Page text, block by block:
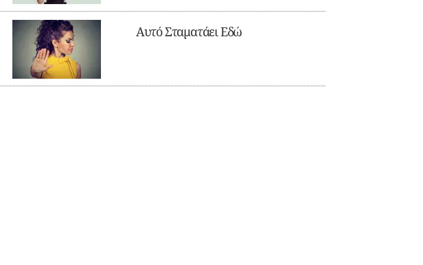
Αυτό Σταματάει Εδώ